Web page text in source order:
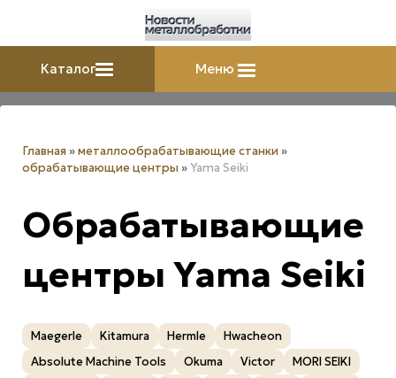
Каталог Меню
Главная »металлообрабатывающие станки »
обрабатывающие центры »Yama Seiki
Обрабатывающие
центры Yama Seiki
Maegerle Kitamura Hermle
Hwacheon
Absolute Machine Tools
Okuma Victor
MORI SEIKI